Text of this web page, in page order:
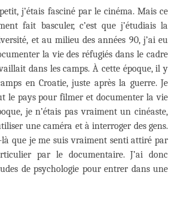
j’étais fasciné par le cinéma. Mais ce
fait basculer, c’est que j’étudiais la
et au milieu des années 90, j’ai eu
la vie des réfugiés dans le cadre
dans les camps. À cette époque, il y
en Croatie, juste après la guerre. Je
le pays pour filmer et documenter la vie
je n’étais pas vraiment un cinéaste,
une caméra et à interroger des gens.
là que je me suis vraiment senti attiré par
par le documentaire. J’ai donc
de psychologie pour entrer dans une